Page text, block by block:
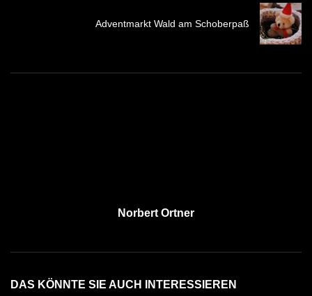
Adventmarkt Wald am Schoberpaß
Norbert Ortner
DAS KÖNNTE SIE AUCH INTERESSIEREN